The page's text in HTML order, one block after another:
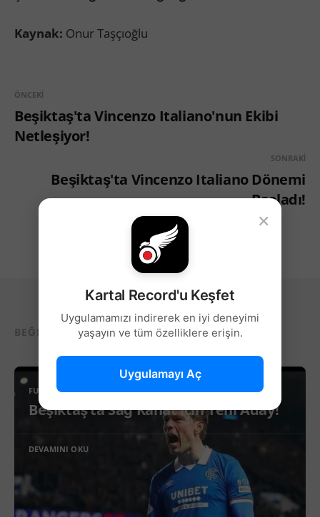
Kaynak: Onur Taşçıoğlu
ÖNCEKI
Beşiktaş'ta Vincenzo Italiano'nun Ekibi
Netleşiyor!
SONRAKI
Beşiktaş'ta Vincenzo Italiano Dönemi
Başladı!
BEĞENEBILECEĞIN DIĞER YAZILAR...
FUTBOL
Beşiktaş’ta Sağ Kanat İçin Yeni Aday!
DEVAMINI OKU
×
Kartal Record'u Keşfet
Uygulamamızı indirerek en iyi deneyimi
yaşayın ve tüm özelliklere erişin.
Uygulamayı Aç